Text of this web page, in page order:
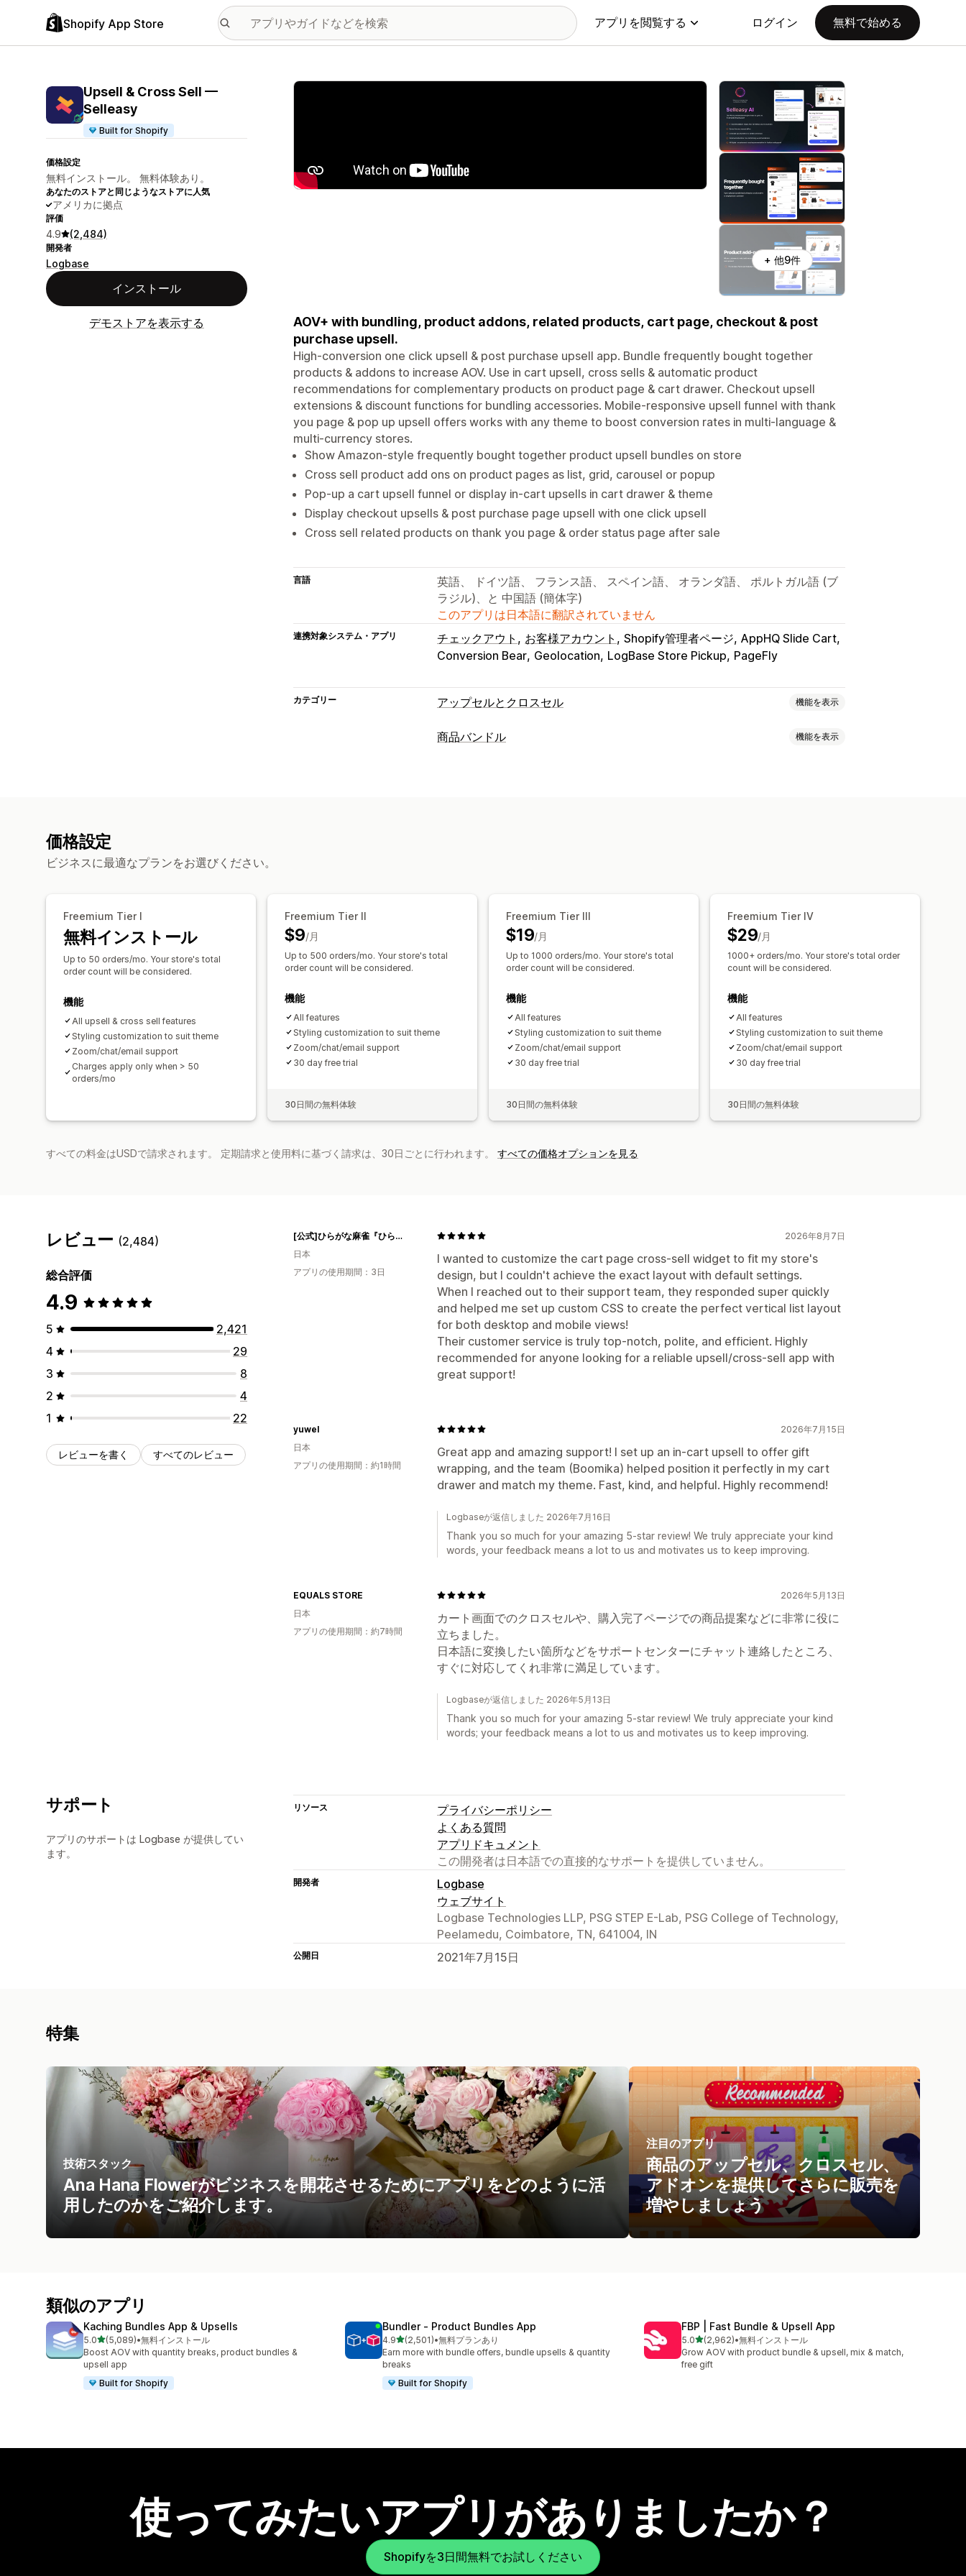
Shopify App Store アプリを閲覧する ログイン 無料で始める
Upsell & Cross Sell —
Selleasy
Built for Shopify
価格設定
無料インストール。 無料体験あり。
あなたのストアと同じようなストアに人気
アメリカに拠点
評価
4.9 (2,484)
開発者
Logbase
インストール
デモストアを表示する
特集の画像ギャラリー
+ 他9件
AOV+ with bundling, product addons, related products, cart page, checkout & post
purchase upsell.
High-conversion one click upsell & post purchase upsell app. Bundle frequently bought together
products & addons to increase AOV. Use in cart upsell, cross sells & automatic product
recommendations for complementary products on product page & cart drawer. Checkout upsell
extensions & discount functions for bundling accessories. Mobile-responsive upsell funnel with thank
you page & pop up upsell offers works with any theme to boost conversion rates in multi-language &
multi-currency stores.
Show Amazon-style frequently bought together product upsell bundles on store
Cross sell product add ons on product pages as list, grid, carousel or popup
Pop-up a cart upsell funnel or display in-cart upsells in cart drawer & theme
Display checkout upsells & post purchase page upsell with one click upsell
Cross sell related products on thank you page & order status page after sale
言語
英語、 ドイツ語、 フランス語、 スペイン語、 オランダ語、 ポルトガル語 (ブ
ラジル)、と 中国語 (簡体字)
このアプリは日本語に翻訳されていません
連携対象システム・アプリ チェックアウト お客様アカウント Shopify管理者ページ AppHQ Slide Cart
Conversion Bear Geolocation LogBase Store Pickup PageFly
カテゴリー アップセルとクロスセル 機能を表示
カスタマイズ
クリックスルー率 コンバージョン率 おすすめ情報のパフォーマンス
商品バンドル 機能を表示
価格設定
ビジネスに最適なプランをお選びください。
Freemium Tier I
無料インストール
Up to 50 orders/mo. Your store's total
order count will be considered.
機能
All upsell & cross sell features
Styling customization to suit theme
Zoom/chat/email support
Charges apply only when > 50
orders/mo
Freemium Tier II
$9/月
Up to 500 orders/mo. Your store's total
order count will be considered.
機能
All features
Styling customization to suit theme
Zoom/chat/email support
30 day free trial
30日間の無料体験
Freemium Tier III
$19/月
Up to 1000 orders/mo. Your store's total
order count will be considered.
機能
All features
Styling customization to suit theme
Zoom/chat/email support
30 day free trial
30日間の無料体験
Freemium Tier IV
$29/月
1000+ orders/mo. Your store's total order
count will be considered.
機能
All features
Styling customization to suit theme
Zoom/chat/email support
30 day free trial
30日間の無料体験
すべての料金はUSDで請求されます。 定期請求と使用料に基づく請求は、30日ごとに行われます。 すべての価格オプションを見る
レビュー (2,484)
総合評価
4.9
5
2,421
4
29
3
8
2
4
1
22
レビューを書く すべてのレビュー
2026年8月7日
I wanted to customize the cart page cross-sell widget to fit my store's
design, but I couldn't achieve the exact layout with default settings.
When I reached out to their support team, they responded super quickly
and helped me set up custom CSS to create the perfect vertical list layout
for both desktop and mobile views!
Their customer service is truly top-notch, polite, and efficient. Highly
recommended for anyone looking for a reliable upsell/cross-sell app with
great support!
[公式]ひらがな麻雀『ひらがじゃん』
日本
アプリの使用期間：3日
2026年7月15日
Great app and amazing support! I set up an in-cart upsell to offer gift
wrapping, and the team (Boomika) helped position it perfectly in my cart
drawer and match my theme. Fast, kind, and helpful. Highly recommend!
yuwel
日本
アプリの使用期間：約1時間
Logbaseが返信しました 2026年7月16日
Thank you so much for your amazing 5-star review! We truly appreciate your kind
words, your feedback means a lot to us and motivates us to keep improving.
2026年5月13日
カート画面でのクロスセルや、購入完了ページでの商品提案などに非常に役に
立ちました。
日本語に変換したい箇所などをサポートセンターにチャット連絡したところ、
すぐに対応してくれ非常に満足しています。
EQUALS STORE
日本
アプリの使用期間：約7時間
Logbaseが返信しました 2026年5月13日
Thank you so much for your amazing 5-star review! We truly appreciate your kind
words; your feedback means a lot to us and motivates us to keep improving.
サポート
アプリのサポートは Logbase が提供してい
ます。
リソース
プライバシーポリシー
よくある質問
アプリドキュメント
この開発者は日本語での直接的なサポートを提供していません。
開発者
Logbase
ウェブサイト
Logbase Technologies LLP, PSG STEP E-Lab, PSG College of Technology,
Peelamedu, Coimbatore, TN, 641004, IN
公開日 2021年7月15日
特集
技術スタック
Ana Hana Flowerがビジネスを開花させるためにアプリをどのように活
用したのかをご紹介します。
注目のアプリ
商品のアップセル、クロスセル、
アドオンを提供してさらに販売を
増やしましょう
類似のアプリ
Kaching Bundles App & Upsells
5.05つ星中
(5,089)
合計レビュー数：5089件
•無料インストール
Boost AOV with quantity breaks, product bundles &
upsell app
Built for Shopify
Bundler ‑ Product Bundles App
4.95つ星中
(2,501)
合計レビュー数：2501件
•無料プランあり
Earn more with bundle offers, bundle upsells & quantity
breaks
Built for Shopify
FBP | Fast Bundle & Upsell App
5.05つ星中
(2,962)
合計レビュー数：2962件
•無料インストール
Grow AOV with product bundle & upsell, mix & match,
free gift
使ってみたいアプリがありましたか？
Shopifyを3日間無料でお試しください